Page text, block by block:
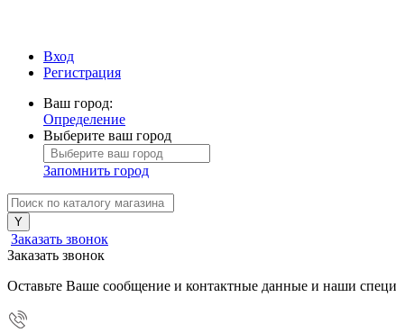
Вход
Регистрация
Ваш город:
Определение
Выберите ваш город
Запомнить город
Заказать звонок
Заказать звонок
Оставьте Ваше сообщение и контактные данные и наши